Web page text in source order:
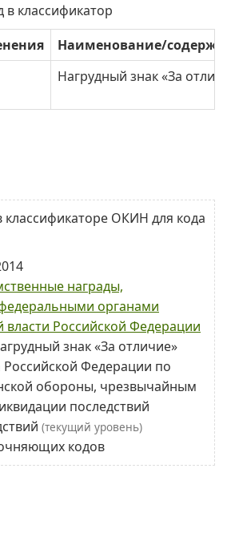
классификатор
Наименование/
Нагрудный знак «За
классификаторе ОКИН для кода
награды,
органами
власти Российской Федерации
знак «За отличие»
Федерации по
обороны, чрезвычайным
последствий
(текущий уровень)
кодов